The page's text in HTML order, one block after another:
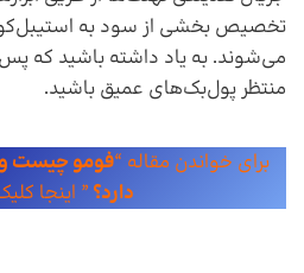
تخصیص بخشی از سود به
می‌شوند. به ‌یاد داشته باشید که
منتظر پول‌بک‌های عمیق باشید.
برای خواندن مقاله “فومو چیست و
دارد؟ ” اینجا